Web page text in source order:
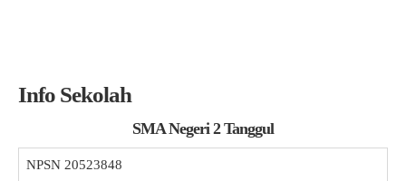
Info Sekolah
SMA Negeri 2 Tanggul
NPSN 20523848